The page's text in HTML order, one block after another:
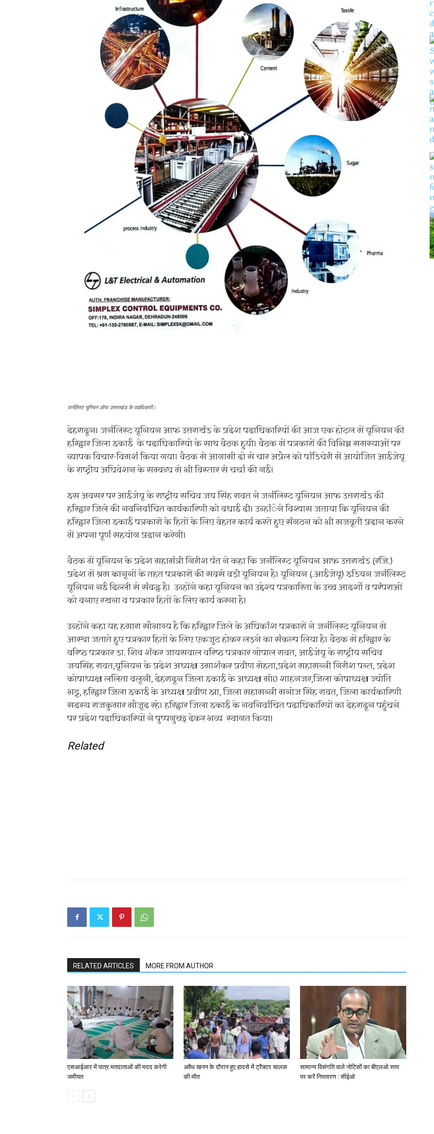
जर्नलिस्ट यूनियन ऑफ उत्तराखंड के पदाधिकारी।
देहरादून। जर्नलिस्ट यूनियन आफ उत्तराखंड के प्रदेश पदाधिकारियों की आज एक होटल में यूनियन की
हरिद्वार जिला इकाई के पदाधिकारियो के साथ बैठक हुयी। बैठक में पत्रकारों की विभिन्न समस्याओं पर
व्यापक विचार-विमर्श किया गया। बैठक मे आगामी दो से चार अप्रैल को पांडिचेरी में आयोजित आईजेयू
के राष्ट्रीय अधिवेशन के सम्बन्ध मे भी विस्तार से चर्चा की गई।
इस अवसर पर आईजेयू के राष्ट्रीय सचिव जय सिंह रावत ने जर्नलिस्ट यूनियन आफ उत्तराखंड की
हरिद्वार जिले की नवनिर्वाचित कार्यकारिणी को बधाई दी। उन्हांेने विश्वास जताया कि यूनियन की
हरिद्वार जिला इकाई पत्रकारों के हितों के लिए बेहतर कार्य करते हुए संगठन को भी मजबूती प्रदान करने
में अपना पूर्ण सहयोग प्रदान करेगी।
बैठक में यूनियन के प्रदेश महामंत्री गिरीश पंत ने कहा कि जर्नलिस्ट यूनियन आफ उत्तराखंड (रजि.)
प्रदेश में श्रम कानूनों के तहत पत्रकारों की सबसे बड़ी यूनियन है। यूनियन (.आईजेयू) इडियन जर्नलिस्ट
यूनियन नई दिल्ली से संबद्ध है। उन्होंने कहा यूनियन का उद्देश्य पत्रकारिता के उच्च आदर्शाे व परंपराओं
को बनाए रखना व पत्रकार हितों के लिए कार्य करना है।
उन्होंने कहा यह हमारा सौभाग्य है कि हरिद्वार जिले के अधिकांश पत्रकारों ने जर्नलिस्ट यूनियन मे
आस्था जताते हुए पत्रकार हितों के लिए एकजुट होकर लड़ने का संकल्प लिया है। बैठक में हरिद्वार के
वरिष्ठ पत्रकार डा. शिव शंकर जायसवाल वरिष्ठ पत्रकार गोपाल रावत, आईजेयू के राष्ट्रीय सचिव
जयसिंह रावत,यूनियन के प्रदेश अध्यक्ष उमाशंकर प्रवीण मेहता,प्रदेश महामन्त्री गिरीश पन्त, प्रदेश
कोषाध्यक्ष ललिता बलूनी, देहरादून जिला इकाई के अध्यक्ष मो0 शाहनजर,जिला कोषाध्यक्ष ज्योति
भट्ट, हरिद्वार जिला इकाई के अध्यक्ष प्रवीण झा, जिला महामन्त्री मनोज सिंह रावत, जिला कार्यकारिणी
सदस्य राजकुमार मौजूद रहे। हरिद्वार जिला इकाई के नवनिर्वाचित पदाधिकारियों का देहरादून पहुंचने
पर प्रदेश पदाधिकारियों ने पुष्पगुच्छ देकर भव्य स्वागत किया।
Related
RELATED ARTICLES MORE FROM AUTHOR
एसआईआर में पात्र मतदाताओं की मदद करेगी
जमीयत
अवैध खनन के दौरान हुए हादसे में ट्रैक्टर चालक
की मौत
सामान्य विसंगति वाले नोटिसों का बीएलओ स्तर
पर करें निस्तारण : सीईओ